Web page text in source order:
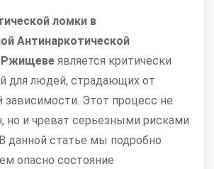
ломки в
Антинаркотической
Ржищеве является критически
для людей, страдающих от
зависимости. Этот процесс не
но и чреват серьезными рисками
данной статье мы подробно
опасно состояние